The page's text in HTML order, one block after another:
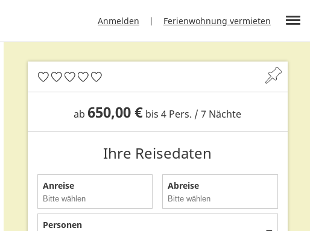
Anmelden Ferienwohnung vermieten
ab 650,00 € bis 4 Pers. / 7 Nächte
Ihre Reisedaten
Anreise Abreise
Personen